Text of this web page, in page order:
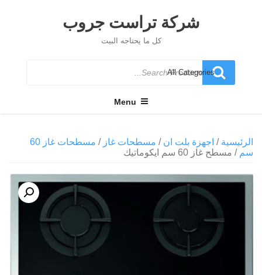
شركة تراست جروب
كل ما يحتاجه البيت
Search
for
Menu
الرئيسية / اجهزة بلت ان / مسطحات غاز /
مسطحات غاز 60
سم / مسطح غاز 60 سم ايكوماتيك